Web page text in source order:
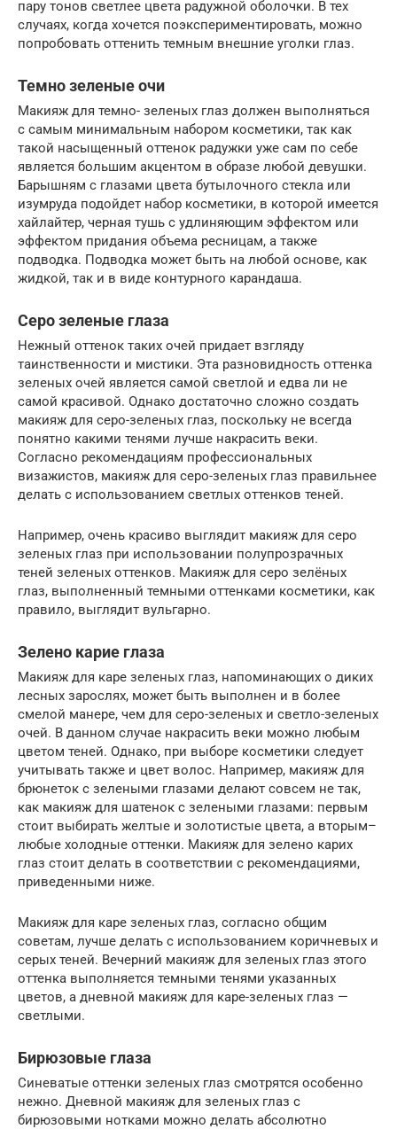
пару тонов светлее цвета радужной оболочки. В тех
случаях, когда хочется поэкспериментировать, можно
попробовать оттенить темным внешние уголки глаз.
Темно зеленые очи
Макияж для темно- зеленых глаз должен выполняться
с самым минимальным набором косметики, так как
такой насыщенный оттенок радужки уже сам по себе
является большим акцентом в образе любой девушки.
Барышням с глазами цвета бутылочного стекла или
изумруда подойдет набор косметики, в которой имеется
хайлайтер, черная тушь с удлиняющим эффектом или
эффектом придания объема ресницам, а также
подводка. Подводка может быть на любой основе, как
жидкой, так и в виде контурного карандаша.
Серо зеленые глаза
Нежный оттенок таких очей придает взгляду
таинственности и мистики. Эта разновидность оттенка
зеленых очей является самой светлой и едва ли не
самой красивой. Однако достаточно сложно создать
макияж для серо-зеленых глаз, поскольку не всегда
понятно какими тенями лучше накрасить веки.
Согласно рекомендациям профессиональных
визажистов, макияж для серо-зеленых глаз правильнее
делать с использованием светлых оттенков теней.
Например, очень красиво выглядит макияж для серо
зеленых глаз при использовании полупрозрачных
теней зеленых оттенков. Макияж для серо зелёных
глаз, выполненный темными оттенками косметики, как
правило, выглядит вульгарно.
Зелено карие глаза
Макияж для каре зеленых глаз, напоминающих о диких
лесных зарослях, может быть выполнен и в более
смелой манере, чем для серо-зеленых и светло-зеленых
очей. В данном случае накрасить веки можно любым
цветом теней. Однако, при выборе косметики следует
учитывать также и цвет волос. Например, макияж для
брюнеток с зелеными глазами делают совсем не так,
как макияж для шатенок с зелеными глазами: первым
стоит выбирать желтые и золотистые цвета, а вторым–
любые холодные оттенки. Макияж для зелено карих
глаз стоит делать в соответствии с рекомендациями,
приведенными ниже.
Макияж для каре зеленых глаз, согласно общим
советам, лучше делать с использованием коричневых и
серых теней. Вечерний макияж для зеленых глаз этого
оттенка выполняется темными тенями указанных
цветов, а дневной макияж для каре-зеленых глаз —
светлыми.
Бирюзовые глаза
Синеватые оттенки зеленых глаз смотрятся особенно
нежно. Дневной макияж для зеленых глаз с
бирюзовыми нотками можно делать абсолютно